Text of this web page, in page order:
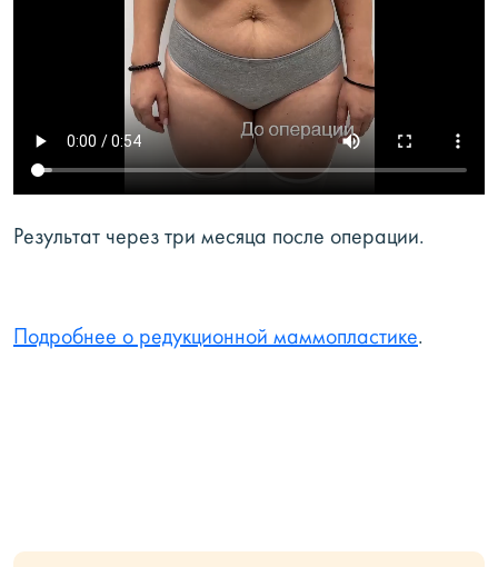
Результат через три месяца после операции.
Подробнее о редукционной маммопластике.